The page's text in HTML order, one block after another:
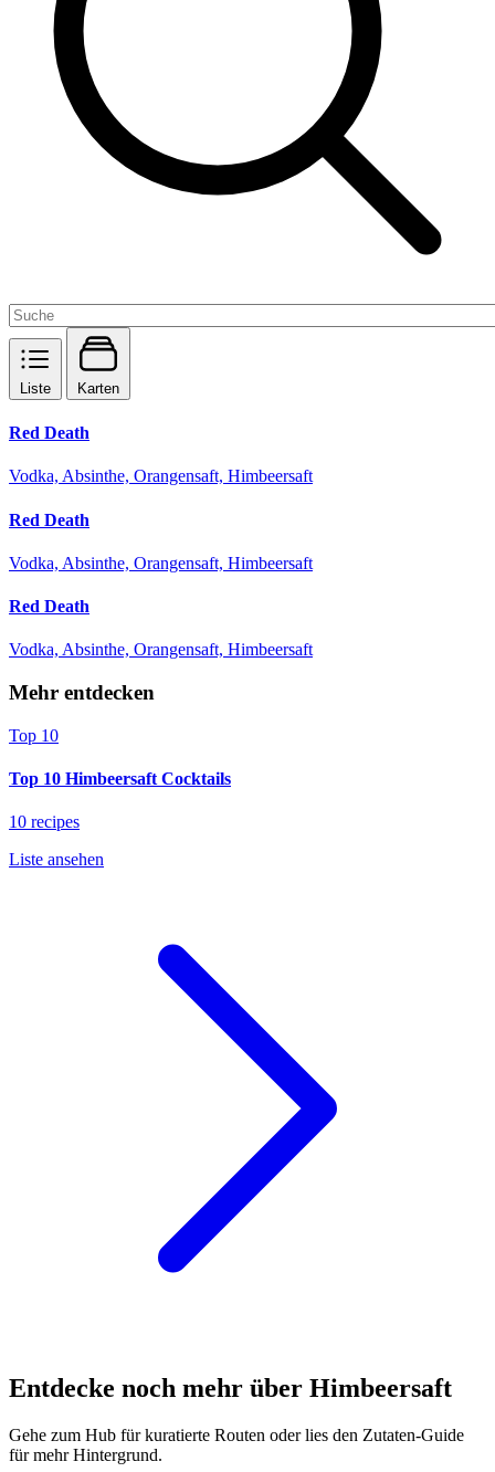
Liste Karten
Red Death
Vodka, Absinthe, Orangensaft, Himbeersaft
Red Death
Vodka, Absinthe, Orangensaft, Himbeersaft
Red Death
Vodka, Absinthe, Orangensaft, Himbeersaft
Mehr entdecken
Top 10
Top 10 Himbeersaft Cocktails
10 recipes
Liste ansehen
Entdecke noch mehr über Himbeersaft
Gehe zum Hub für kuratierte Routen oder lies den Zutaten-Guide
für mehr Hintergrund.